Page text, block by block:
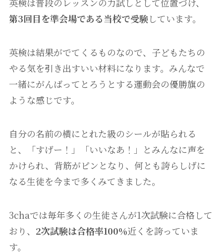
第3回目を準会場である当校で受験しています。
英検は結果がでてくるものなので、子どもたちの
やる気を引き出すいい材料になります。みんなで
一緒にがんばってとろうとする運動会の優勝旗の
ような感じです。
自分の名前の横にとれた級のシールが貼られる
と、「すげー！」「いいなあ！」とみんなに声を
かけられ、背筋がピンとなり、何とも誇らしげに
なる生徒を今まで多くみてきました。
3chaでは毎年多くの生徒さんが1次試験に合格して
おり、 2次試験は合格率100％近くを誇っていま
す。